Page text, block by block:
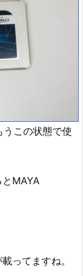
この状態で使
MAYA
ってますね。